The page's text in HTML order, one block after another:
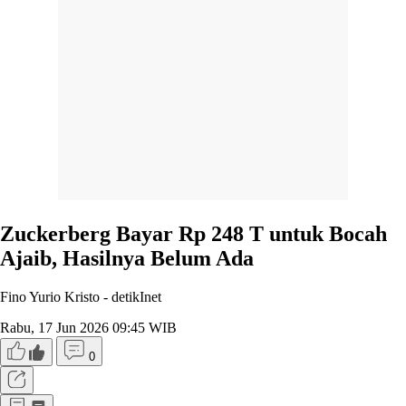
Zuckerberg Bayar Rp 248 T untuk Bocah
Ajaib, Hasilnya Belum Ada
Fino Yurio Kristo - detikInet
Rabu, 17 Jun 2026 09:45 WIB
0